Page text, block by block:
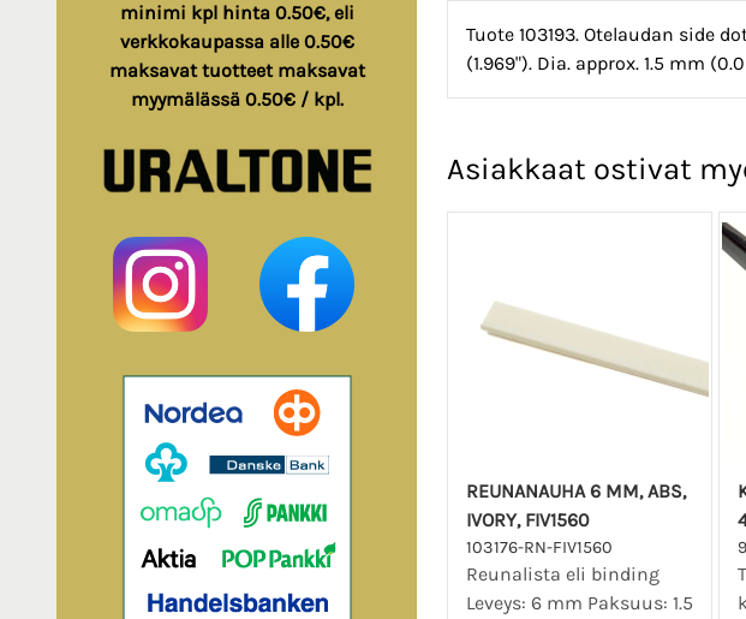
minimi kpl hinta 0.50€, eli
verkkokaupassa alle 0.50€
maksavat tuotteet maksavat
myymälässä 0.50€ / kpl.
Tuote 103193. Otelaudan side
(1.969"). Dia. approx. 1.5 mm
Asiakkaat ostivat
REUNANAUHA 6 MM, ABS,
IVORY, FIV1560
103176-RN-FIV1560
Reunalista eli binding
Leveys: 6 mm Paksuus: 1.5